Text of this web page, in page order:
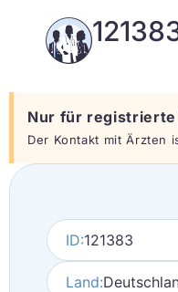
Nur für
Der Kontakt mit Ärzten
ID:121383
Land: